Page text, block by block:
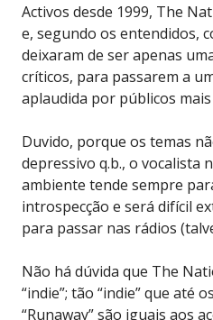
Activos desde 1999, The
e, segundo os entendidos,
deixaram de ser apenas
críticos, para passarem a
aplaudida por públicos
Duvido, porque os temas
depressivo q.b., o vocalista
ambiente tende sempre
introspecção e será difícil
para passar nas rádios
Não há dúvida que The
“indie”; tão “indie” que até
“Runaway” são iguais aos